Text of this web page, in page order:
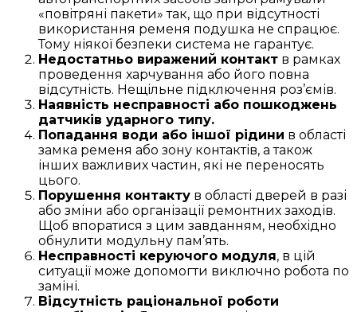
«повітряні пакети» так, що при відсутності
використання ременя подушка не спрацює.
Тому ніякої безпеки система не гарантує.
Недостатньо виражений контакт в рамках
проведення харчування або його повна
відсутність. Нещільне підключення роз’ємів.
Наявність несправності або пошкоджень
датчиків ударного типу.
Попадання води або іншої рідини в області
замка ременя або зону контактів, а також
інших важливих частин, які не переносять
цього.
Порушення контакту в області дверей в разі
або зміни або організації ремонтних заходів.
Щоб впоратися з цим завданням, необхідно
обнулити модульну пам’ять.
Несправності керуючого модуля, в цій
ситуації може допомогти виключно робота по
заміні.
Відсутність раціональної роботи